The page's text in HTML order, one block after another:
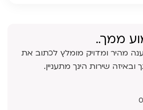
ממך..
מהיר ומדויק מומלץ לכתוב את
ובאיזה שירות הינך מתעניין.